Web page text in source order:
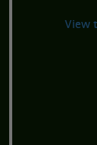
View